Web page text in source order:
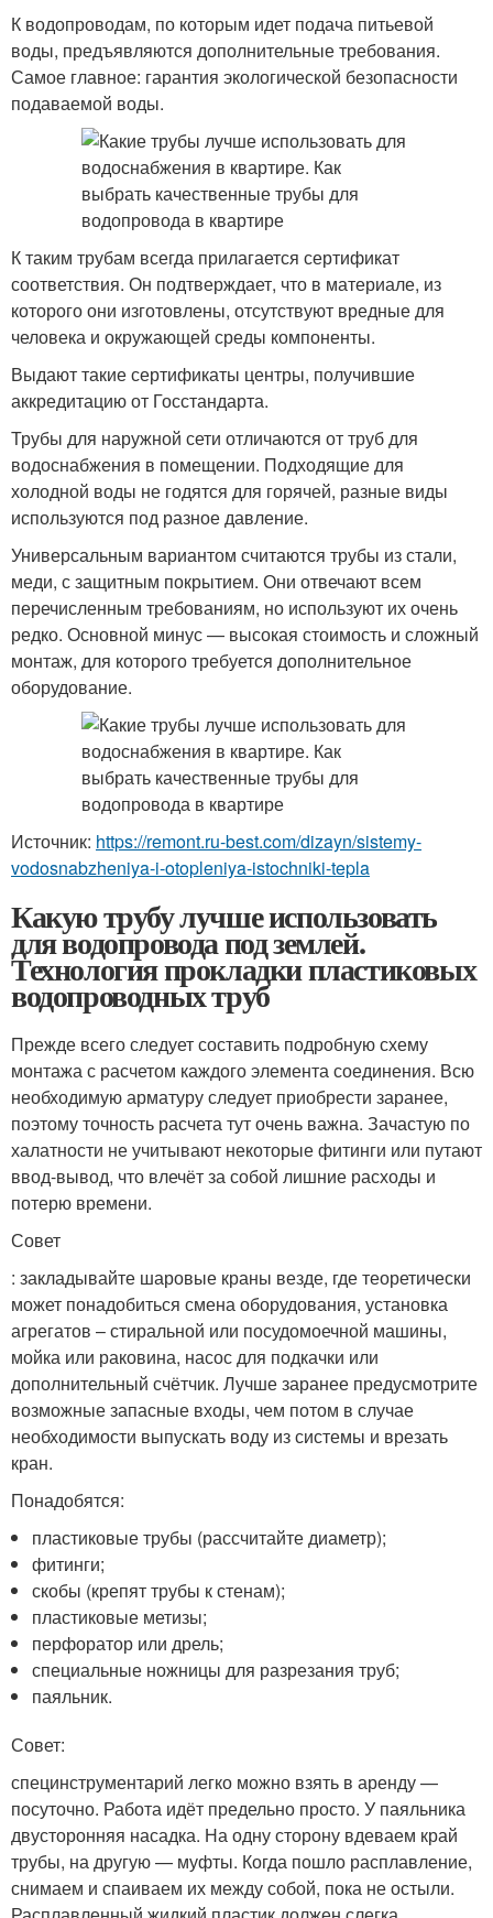
К водопроводам, по которым идет подача питьевой
воды, предъявляются дополнительные требования.
Самое главное: гарантия экологической безопасности
подаваемой воды.
К таким трубам всегда прилагается сертификат
соответствия. Он подтверждает, что в материале, из
которого они изготовлены, отсутствуют вредные для
человека и окружающей среды компоненты.
Выдают такие сертификаты центры, получившие
аккредитацию от Госстандарта.
Трубы для наружной сети отличаются от труб для
водоснабжения в помещении. Подходящие для
холодной воды не годятся для горячей, разные виды
используются под разное давление.
Универсальным вариантом считаются трубы из стали,
меди, с защитным покрытием. Они отвечают всем
перечисленным требованиям, но используют их очень
редко. Основной минус — высокая стоимость и сложный
монтаж, для которого требуется дополнительное
оборудование.
Источник: https://remont.ru-best.com/dizayn/sistemy-
vodosnabzheniya-i-otopleniya-istochniki-tepla
Какую трубу лучше использовать
для водопровода под землей.
Технология прокладки пластиковых
водопроводных труб
Прежде всего следует составить подробную схему
монтажа с расчетом каждого элемента соединения. Всю
необходимую арматуру следует приобрести заранее,
поэтому точность расчета тут очень важна. Зачастую по
халатности не учитывают некоторые фитинги или путают
ввод-вывод, что влечёт за собой лишние расходы и
потерю времени.
Совет
: закладывайте шаровые краны везде, где теоретически
может понадобиться смена оборудования, установка
агрегатов – стиральной или посудомоечной машины,
мойка или раковина, насос для подкачки или
дополнительный счётчик. Лучше заранее предусмотрите
возможные запасные входы, чем потом в случае
необходимости выпускать воду из системы и врезать
кран.
Понадобятся:
пластиковые трубы (рассчитайте диаметр);
фитинги;
скобы (крепят трубы к стенам);
пластиковые метизы;
перфоратор или дрель;
специальные ножницы для разрезания труб;
паяльник.
Совет:
специнструментарий легко можно взять в аренду —
посуточно. Работа идёт предельно просто. У паяльника
двусторонняя насадка. На одну сторону вдеваем край
трубы, на другую — муфты. Когда пошло расплавление,
снимаем и спаиваем их между собой, пока не остыли.